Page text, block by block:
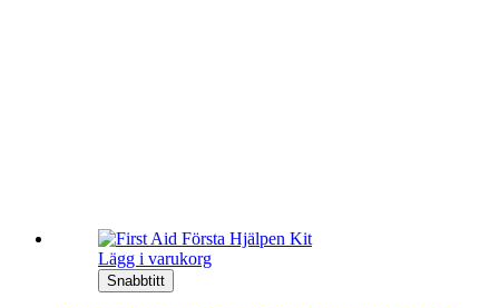
Lägg i varukorg
Snabbtitt